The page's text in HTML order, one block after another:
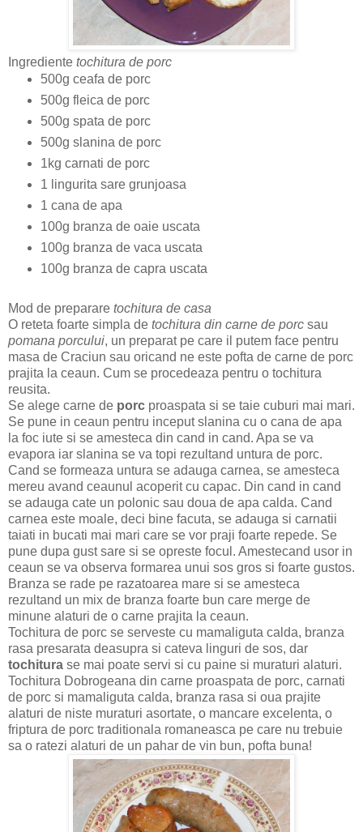
Ingrediente tochitura de porc
500g ceafa de porc
500g fleica de porc
500g spata de porc
500g slanina de porc
1kg carnati de porc
1 lingurita sare grunjoasa
1 cana de apa
100g branza de oaie uscata
100g branza de vaca uscata
100g branza de capra uscata
Mod de preparare tochitura de casa
O reteta foarte simpla de tochitura din carne de porc sau
pomana porcului, un preparat pe care il putem face pentru
masa de Craciun sau oricand ne este pofta de carne de porc
prajita la ceaun. Cum se procedeaza pentru o tochitura
reusita.
Se alege carne de porc proaspata si se taie cuburi mai mari.
Se pune in ceaun pentru inceput slanina cu o cana de apa
la foc iute si se amesteca din cand in cand. Apa se va
evapora iar slanina se va topi rezultand untura de porc.
Cand se formeaza untura se adauga carnea, se amesteca
mereu avand ceaunul acoperit cu capac. Din cand in cand
se adauga cate un polonic sau doua de apa calda. Cand
carnea este moale, deci bine facuta, se adauga si carnatii
taiati in bucati mai mari care se vor praji foarte repede. Se
pune dupa gust sare si se opreste focul. Amestecand usor in
ceaun se va observa formarea unui sos gros si foarte gustos.
Branza se rade pe razatoarea mare si se amesteca
rezultand un mix de branza foarte bun care merge de
minune alaturi de o carne prajita la ceaun.
Tochitura de porc se serveste cu mamaliguta calda, branza
rasa presarata deasupra si cateva linguri de sos, dar
tochitura se mai poate servi si cu paine si muraturi alaturi.
Tochitura Dobrogeana din carne proaspata de porc, carnati
de porc si mamaliguta calda, branza rasa si oua prajite
alaturi de niste muraturi asortate, o mancare excelenta, o
friptura de porc traditionala romaneasca pe care nu trebuie
sa o ratezi alaturi de un pahar de vin bun, pofta buna!